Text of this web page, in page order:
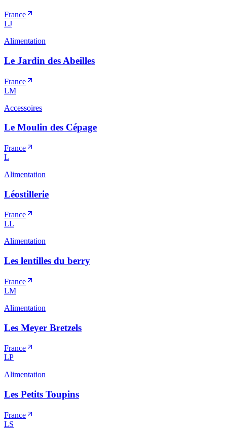
France
LJ
Alimentation
Le Jardin des Abeilles
France
LM
Accessoires
Le Moulin des Cépage
France
L
Alimentation
Léostillerie
France
LL
Alimentation
Les lentilles du berry
France
LM
Alimentation
Les Meyer Bretzels
France
LP
Alimentation
Les Petits Toupins
France
LS